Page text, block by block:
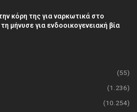
κόρη της για ναρκωτικά στο
μήνυσε για ενδοοικογενειακή βία
(55)
(1.236)
(10.254)